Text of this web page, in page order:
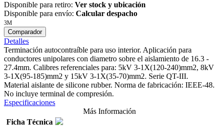
Disponible para retiro: Ver stock y ubicación
Disponible para envío: Calcular despacho
3M
Comparador
Detalles
Terminación autocontraíble para uso interior. Aplicación para
conductores unipolares con diametro sobre el aislamiento de 16.3 -
27.4mm. Calibres referenciales para: 5kV 3-1X(120-240)mm2, 8kV
3-1X(95-185)mm2 y 15kV 3-1X(35-70)mm2. Serie QT-III.
Material aislante de silicone rubber. Norma de fabricación: IEEE-48.
No incluye terminal de compresión.
Especificaciones
Más Información
Ficha Técnica